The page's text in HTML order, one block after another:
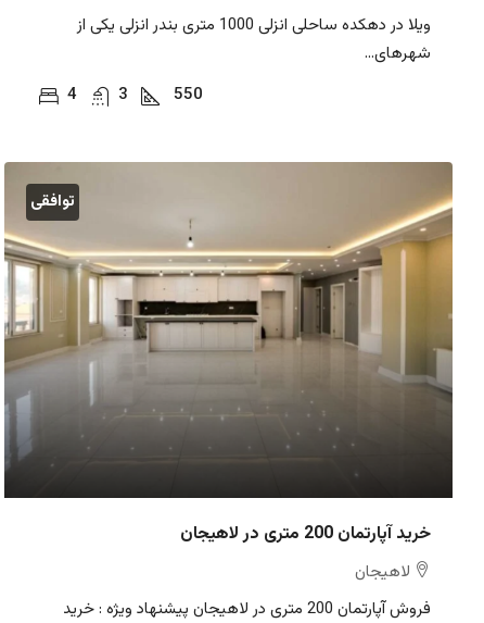
ویلا در دهکده ساحلی انزلی 1000 متری بندر انزلی یکی از
شهرهای...
4
3 550
توافقی
خرید آپارتمان 200 متری در لاهیجان
لاهیجان
فروش آپارتمان 200 متری در لاهیجان پیشنهاد ویژه : خرید